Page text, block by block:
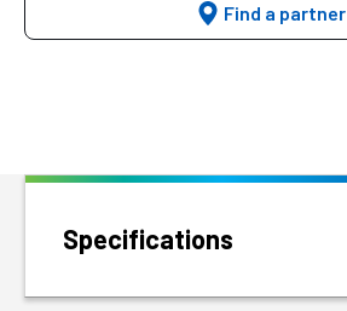
Find a partner
Specifications